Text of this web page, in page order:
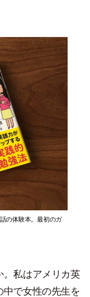
の体験本。最初のガ
。私はアメリカ英
で女性の先生を